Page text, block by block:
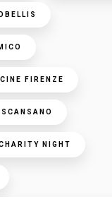
FIRENZE
NIGHT